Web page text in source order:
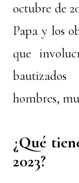
octubre de
Papa y los
que
hombres,
¿Qué
2023?